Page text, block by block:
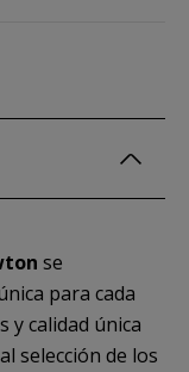
se
para cada
y calidad única
selección de los